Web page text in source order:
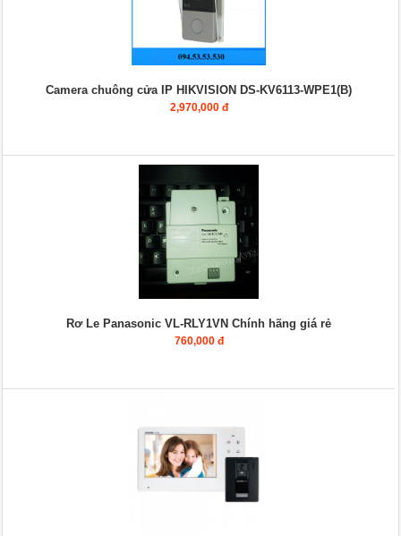
Camera chuông cửa IP HIKVISION DS-KV6113-WPE1(B)
2,970,000 đ
Rơ Le Panasonic VL-RLY1VN Chính hãng giá rẻ
760,000 đ